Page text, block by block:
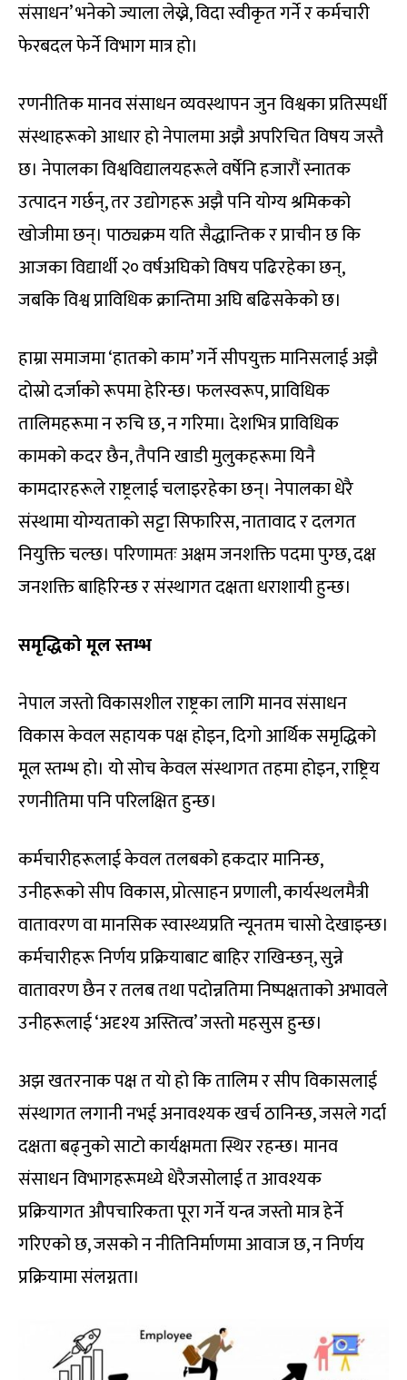
संसाधन’ भनेको ज्याला लेख्ने, विदा स्वीकृत गर्ने र कर्मचारी
फेरबदल फेर्ने विभाग मात्र हो।
रणनीतिक मानव संसाधन व्यवस्थापन जुन विश्वका प्रतिस्पर्धी
संस्थाहरूको आधार हो नेपालमा अझै अपरिचित विषय जस्तै
छ। नेपालका विश्वविद्यालयहरूले वर्षेनि हजारौं स्नातक
उत्पादन गर्छन्, तर उद्योगहरू अझै पनि योग्य श्रमिकको
खोजीमा छन्। पाठ्यक्रम यति सैद्धान्तिक र प्राचीन छ कि
आजका विद्यार्थी २० वर्षअघिको विषय पढिरहेका छन्,
जबकि विश्व प्राविधिक क्रान्तिमा अघि बढिसकेको छ।
हाम्रा समाजमा ‘हातको काम’ गर्ने सीपयुक्त मानिसलाई अझै
दोस्रो दर्जाको रूपमा हेरिन्छ। फलस्वरूप, प्राविधिक
तालिमहरूमा न रुचि छ, न गरिमा। देशभित्र प्राविधिक
कामको कदर छैन, तैपनि खाडी मुलुकहरूमा यिनै
कामदारहरूले राष्ट्रलाई चलाइरहेका छन्। नेपालका धेरै
संस्थामा योग्यताको सट्टा सिफारिस, नातावाद र दलगत
नियुक्ति चल्छ। परिणामतः अक्षम जनशक्ति पदमा पुग्छ, दक्ष
जनशक्ति बाहिरिन्छ र संस्थागत दक्षता धराशायी हुन्छ।
समृद्धिको मूल स्तम्भ
नेपाल जस्तो विकासशील राष्ट्रका लागि मानव संसाधन
विकास केवल सहायक पक्ष होइन, दिगो आर्थिक समृद्धिको
मूल स्तम्भ हो। यो सोच केवल संस्थागत तहमा होइन, राष्ट्रिय
रणनीतिमा पनि परिलक्षित हुन्छ।
कर्मचारीहरूलाई केवल तलबको हकदार मानिन्छ,
उनीहरूको सीप विकास, प्रोत्साहन प्रणाली, कार्यस्थलमैत्री
वातावरण वा मानसिक स्वास्थ्यप्रति न्यूनतम चासो देखाइन्छ।
कर्मचारीहरू निर्णय प्रक्रियाबाट बाहिर राखिन्छन्, सुन्ने
वातावरण छैन र तलब तथा पदोन्नतिमा निष्पक्षताको अभावले
उनीहरूलाई ‘अदृश्य अस्तित्व’ जस्तो महसुस हुन्छ।
अझ खतरनाक पक्ष त यो हो कि तालिम र सीप विकासलाई
संस्थागत लगानी नभई अनावश्यक खर्च ठानिन्छ, जसले गर्दा
दक्षता बढ्नुको साटो कार्यक्षमता स्थिर रहन्छ। मानव
संसाधन विभागहरूमध्ये धेरैजसोलाई त आवश्यक
प्रक्रियागत औपचारिकता पूरा गर्ने यन्त्र जस्तो मात्र हेर्ने
गरिएको छ, जसको न नीतिनिर्माणमा आवाज छ, न निर्णय
प्रक्रियामा संलग्नता।